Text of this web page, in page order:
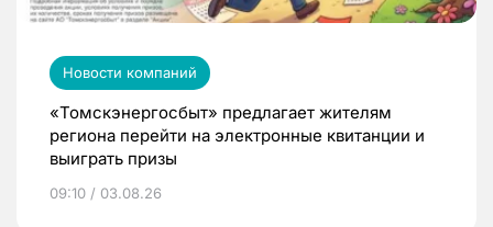
Новости компаний
«Томскэнергосбыт» предлагает жителям
региона перейти на электронные квитанции и
выиграть призы
09:10 / 03.08.26